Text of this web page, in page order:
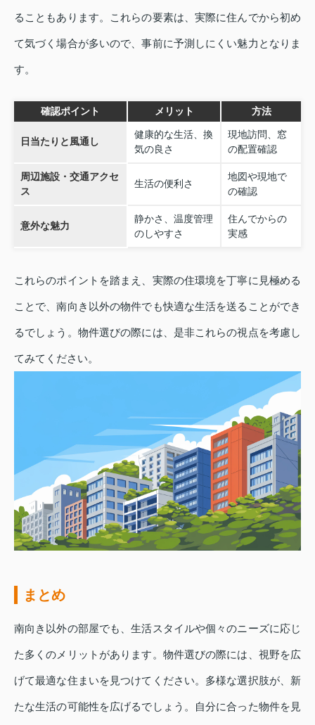
ることもあります。これらの要素は、実際に住んでから初め
て気づく場合が多いので、事前に予測しにくい魅力となりま
す。
確認ポイント メリット 方法
日当たりと風通し
健康的な生活、換
気の良さ
現地訪問、窓
の配置確認
周辺施設・交通アクセ
ス
生活の便利さ
地図や現地で
の確認
意外な魅力
静かさ、温度管理
のしやすさ
住んでからの
実感
これらのポイントを踏まえ、実際の住環境を丁寧に見極める
ことで、南向き以外の物件でも快適な生活を送ることができ
るでしょう。物件選びの際には、是非これらの視点を考慮し
てみてください。
まとめ
南向き以外の部屋でも、生活スタイルや個々のニーズに応じ
た多くのメリットがあります。物件選びの際には、視野を広
げて最適な住まいを見つけてください。多様な選択肢が、新
たな生活の可能性を広げるでしょう。自分に合った物件を見